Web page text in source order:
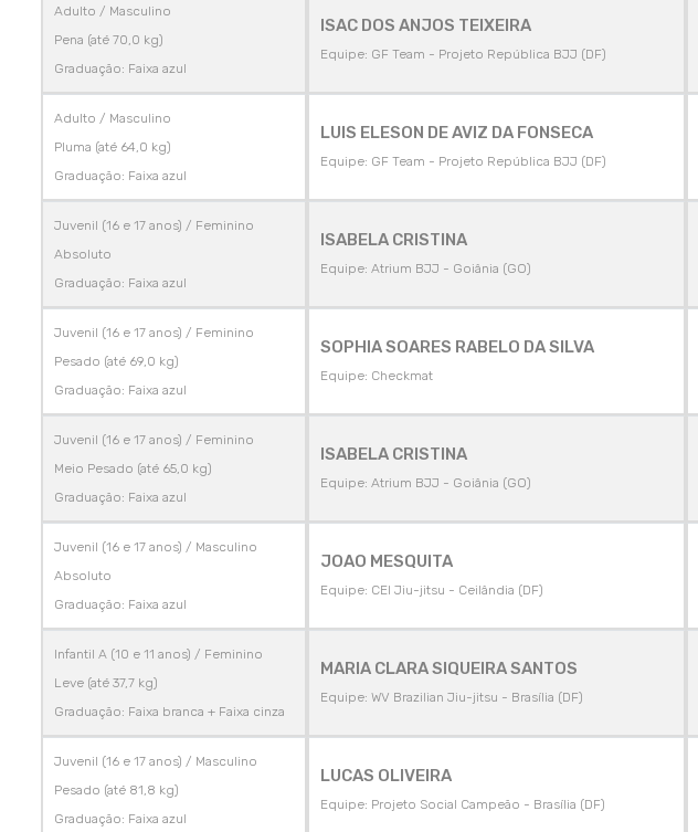
Adulto / Masculino
Pena (até 70,0 kg)
Graduação: Faixa azul
ISAC DOS ANJOS TEIXEIRA
Equipe: GF Team - Projeto República BJJ (DF)
Adulto / Masculino
Pluma (até 64,0 kg)
Graduação: Faixa azul
LUIS ELESON DE AVIZ DA FONSECA
Equipe: GF Team - Projeto República BJJ (DF)
Juvenil (16 e 17 anos) / Feminino
Absoluto
Graduação: Faixa azul
ISABELA CRISTINA
Equipe: Atrium BJJ - Goiânia (GO)
Juvenil (16 e 17 anos) / Feminino
Pesado (até 69,0 kg)
Graduação: Faixa azul
SOPHIA SOARES RABELO DA SILVA
Equipe: Checkmat
Juvenil (16 e 17 anos) / Feminino
Meio Pesado (até 65,0 kg)
Graduação: Faixa azul
ISABELA CRISTINA
Equipe: Atrium BJJ - Goiânia (GO)
Juvenil (16 e 17 anos) / Masculino
Absoluto
Graduação: Faixa azul
JOAO MESQUITA
Equipe: CEI Jiu-jitsu - Ceilândia (DF)
Infantil A (10 e 11 anos) / Feminino
Leve (até 37,7 kg)
Graduação: Faixa branca + Faixa cinza
MARIA CLARA SIQUEIRA SANTOS
Equipe: WV Brazilian Jiu-jitsu - Brasília (DF)
Juvenil (16 e 17 anos) / Masculino
Pesado (até 81,8 kg)
Graduação: Faixa azul
LUCAS OLIVEIRA
Equipe: Projeto Social Campeão - Brasília (DF)